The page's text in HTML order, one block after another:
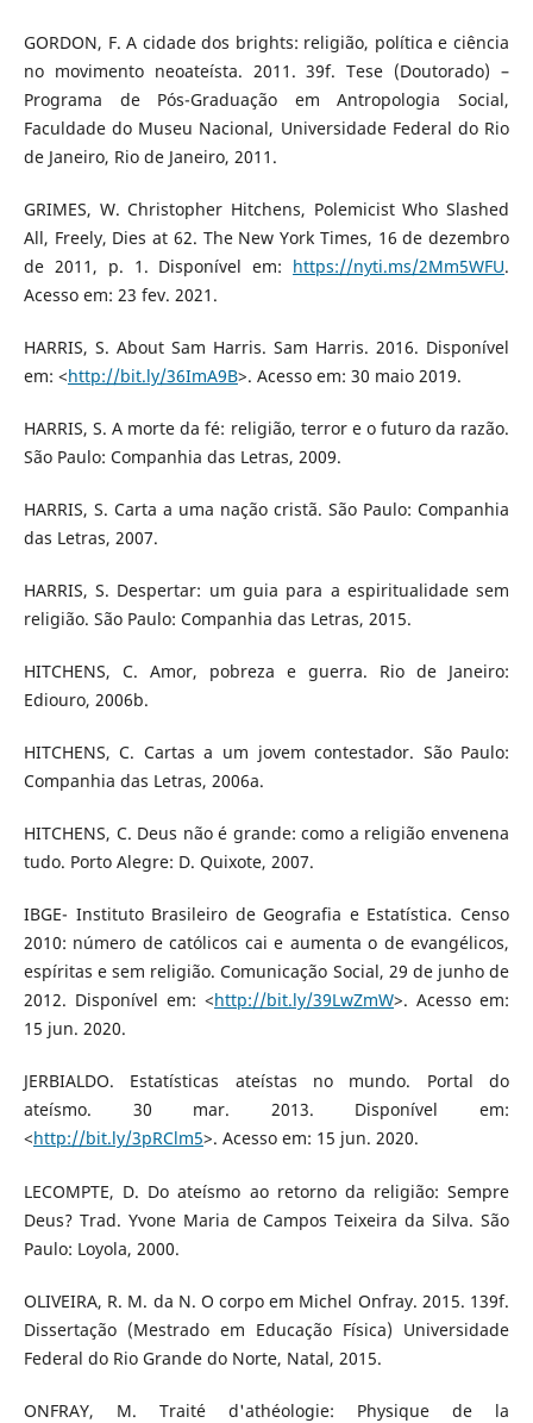
GORDON, F. A cidade dos brights: religião, política e ciência
no movimento neoateísta. 2011. 39f. Tese (Doutorado) –
Programa de Pós-Graduação em Antropologia Social,
Faculdade do Museu Nacional, Universidade Federal do Rio
de Janeiro, Rio de Janeiro, 2011.
GRIMES, W. Christopher Hitchens, Polemicist Who Slashed
All, Freely, Dies at 62. The New York Times, 16 de dezembro
de 2011, p. 1. Disponível em: https://nyti.ms/2Mm5WFU.
Acesso em: 23 fev. 2021.
HARRIS, S. About Sam Harris. Sam Harris. 2016. Disponível
em: <http://bit.ly/36ImA9B>. Acesso em: 30 maio 2019.
HARRIS, S. A morte da fé: religião, terror e o futuro da razão.
São Paulo: Companhia das Letras, 2009.
HARRIS, S. Carta a uma nação cristã. São Paulo: Companhia
das Letras, 2007.
HARRIS, S. Despertar: um guia para a espiritualidade sem
religião. São Paulo: Companhia das Letras, 2015.
HITCHENS, C. Amor, pobreza e guerra. Rio de Janeiro:
Ediouro, 2006b.
HITCHENS, C. Cartas a um jovem contestador. São Paulo:
Companhia das Letras, 2006a.
HITCHENS, C. Deus não é grande: como a religião envenena
tudo. Porto Alegre: D. Quixote, 2007.
IBGE- Instituto Brasileiro de Geografia e Estatística. Censo
2010: número de católicos cai e aumenta o de evangélicos,
espíritas e sem religião. Comunicação Social, 29 de junho de
2012. Disponível em: <http://bit.ly/39LwZmW>. Acesso em:
15 jun. 2020.
JERBIALDO. Estatísticas ateístas no mundo. Portal do
ateísmo. 30 mar. 2013. Disponível em:
<http://bit.ly/3pRClm5>. Acesso em: 15 jun. 2020.
LECOMPTE, D. Do ateísmo ao retorno da religião: Sempre
Deus? Trad. Yvone Maria de Campos Teixeira da Silva. São
Paulo: Loyola, 2000.
OLIVEIRA, R. M. da N. O corpo em Michel Onfray. 2015. 139f.
Dissertação (Mestrado em Educação Física) Universidade
Federal do Rio Grande do Norte, Natal, 2015.
ONFRAY, M. Traité d'athéologie: Physique de la